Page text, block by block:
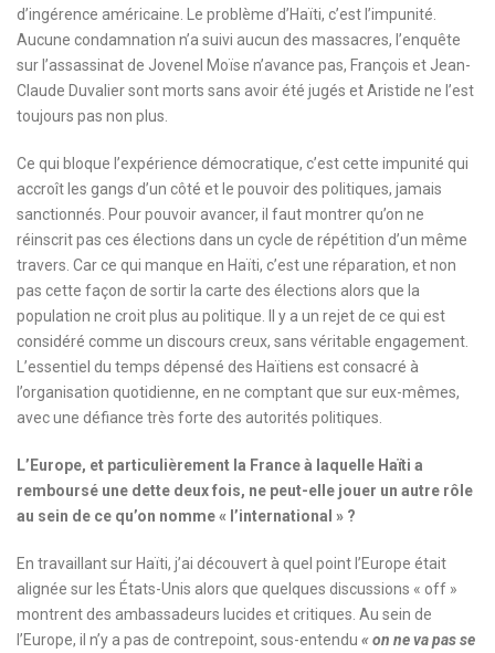
d’ingérence américaine. Le problème d’Haïti, c’est l’impunité.
Aucune condamnation n’a suivi aucun des massacres, l’enquête
sur l’assassinat de Jovenel Moïse n’avance pas, François et Jean-
Claude Duvalier sont morts sans avoir été jugés et Aristide ne l’est
toujours pas non plus.
Ce qui bloque l’expérience démocratique, c’est cette impunité qui
accroît les gangs d’un côté et le pouvoir des politiques, jamais
sanctionnés. Pour pouvoir avancer, il faut montrer qu’on ne
réinscrit pas ces élections dans un cycle de répétition d’un même
travers. Car ce qui manque en Haïti, c’est une réparation, et non
pas cette façon de sortir la carte des élections alors que la
population ne croit plus au politique. Il y a un rejet de ce qui est
considéré comme un discours creux, sans véritable engagement.
L’essentiel du temps dépensé des Haïtiens est consacré à
l’organisation quotidienne, en ne comptant que sur eux-mêmes,
avec une défiance très forte des autorités politiques.
L’Europe, et particulièrement la France à laquelle Haïti a
remboursé une dette deux fois, ne peut-elle jouer un autre rôle
au sein de ce qu’on nomme « l’international » ?
En travaillant sur Haïti, j’ai découvert à quel point l’Europe était
alignée sur les États-Unis alors que quelques discussions « off »
montrent des ambassadeurs lucides et critiques. Au sein de
l’Europe, il n’y a pas de contrepoint, sous-entendu « on ne va pas se